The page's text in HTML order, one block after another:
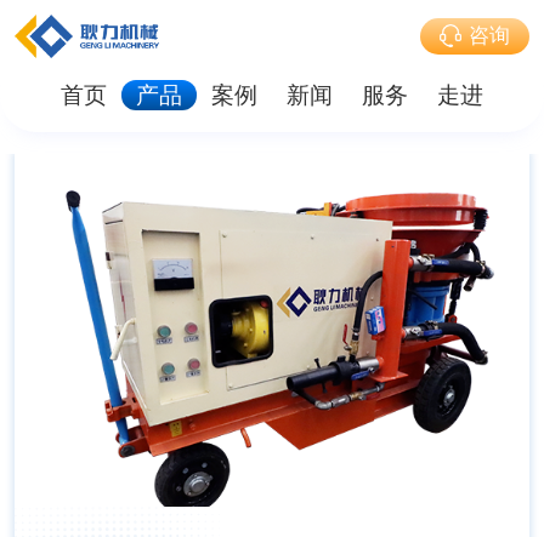
咨询
首页 产品 案例 新闻 服务 走进